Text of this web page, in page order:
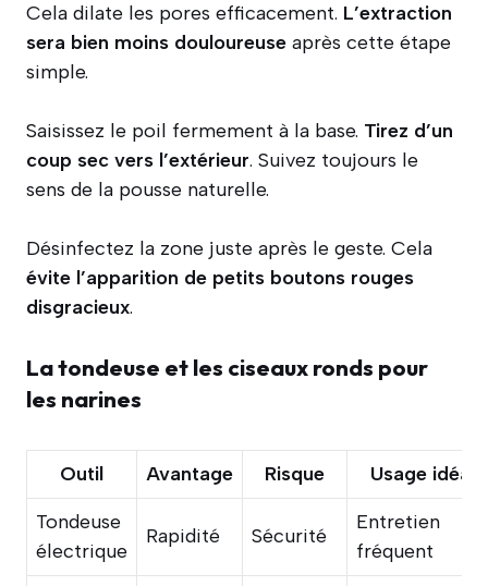
Cela dilate les pores efficacement. L’extraction
sera bien moins douloureuse après cette étape
simple.
Saisissez le poil fermement à la base. Tirez d’un
coup sec vers l’extérieur. Suivez toujours le
sens de la pousse naturelle.
Désinfectez la zone juste après le geste. Cela
évite l’apparition de petits boutons rouges
disgracieux.
La tondeuse et les ciseaux ronds pour
les narines
Outil Avantage Risque
Usage idéal
Tondeuse
électrique
Rapidité Sécurité
Entretien
fréquent